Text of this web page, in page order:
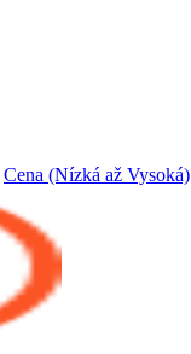
Cena (Nízká až Vysoká)